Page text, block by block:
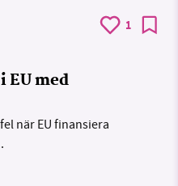
1
med
när EU finansiera